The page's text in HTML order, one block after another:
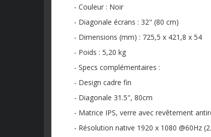
- Couleur : Noir
- Diagonale écrans : 32" (80 cm)
- Dimensions (mm) : 725,5 x 421,8 x 54
- Poids : 5,20 kg
- Specs complémentaires :
- Design cadre fin
- Diagonale 31.5", 80cm
- Matrice IPS, verre avec revêtement
- Résolution native 1920 x 1080 @60Hz